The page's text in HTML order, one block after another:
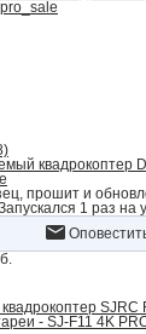
квадрокоптер
прошит и
1 раз на